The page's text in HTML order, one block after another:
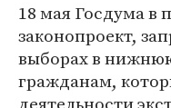
18 мая Госдума в
законопроект,
выборах в
гражданам,